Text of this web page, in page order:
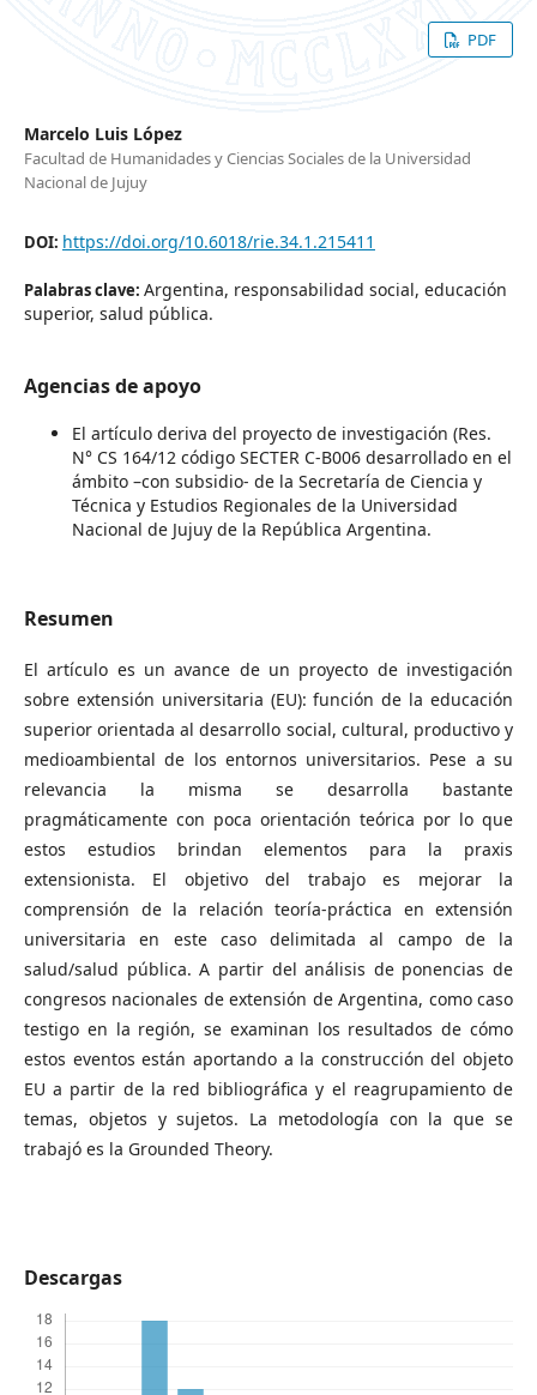
PDF
Marcelo Luis López
Facultad de Humanidades y Ciencias Sociales de la Universidad
Nacional de Jujuy
DOI: https://doi.org/10.6018/rie.34.1.215411
Palabras clave: Argentina, responsabilidad social, educación
superior, salud pública.
Agencias de apoyo
El artículo deriva del proyecto de investigación (Res.
N° CS 164/12 código SECTER C-B006 desarrollado en el
ámbito –con subsidio- de la Secretaría de Ciencia y
Técnica y Estudios Regionales de la Universidad
Nacional de Jujuy de la República Argentina.
Resumen
El artículo es un avance de un proyecto de investigación
sobre extensión universitaria (EU): función de la educación
superior orientada al desarrollo social, cultural, productivo y
medioambiental de los entornos universitarios. Pese a su
relevancia la misma se desarrolla bastante
pragmáticamente con poca orientación teórica por lo que
estos estudios brindan elementos para la praxis
extensionista. El objetivo del trabajo es mejorar la
comprensión de la relación teoría-práctica en extensión
universitaria en este caso delimitada al campo de la
salud/salud pública. A partir del análisis de ponencias de
congresos nacionales de extensión de Argentina, como caso
testigo en la región, se examinan los resultados de cómo
estos eventos están aportando a la construcción del objeto
EU a partir de la red bibliográfica y el reagrupamiento de
temas, objetos y sujetos. La metodología con la que se
trabajó es la Grounded Theory.
Descargas